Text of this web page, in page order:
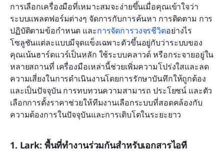
การเลือกเครื่องมือที่เหมาะสมจะง่ายขึ้นเมื่อคุณเข้าใจว่า
ระบบแพลตฟอร์มต่างๆ จัดการกับการค้นหา การติดตาม การ
ปฏิบัติตามข้อกำหนด และการจัดการวงจรชีวิตอย่างไร
โซลูชันแต่ละแบบมีจุดแข็งเฉพาะตัวขึ้นอยู่กับว่าระบบของ
คุณเน้นฮาร์ดแวร์เป็นหลัก ใช้ระบบคลาวด์ หรือกระจายอยู่ใน
หลายสถานที่ เครื่องมือเหล่านี้ช่วยเพิ่มความโปร่งใสและลด
ความเสี่ยงในการดำเนินงานโดยการรักษาบันทึกให้ถูกต้อง
และเป็นปัจจุบัน การทบทวนความสามารถ ประโยชน์ และตัว
เลือกการตั้งราคาช่วยให้ทีมงานเลือกระบบที่สอดคล้องกับ
ความต้องการในปัจจุบันและการเติบโตในระยะยาว
1. Lark: พื้นที่ทำงานร่วมกันสำหรับเอกสารไอที